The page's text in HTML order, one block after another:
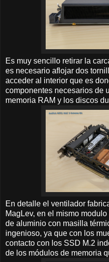
Es muy sencillo retirar la
es necesario aflojar dos
acceder al interior que es
componentes necesarios de
memoria RAM y los discos
En detalle el ventilador
MagLev, en el mismo
de aluminio con masilla
ingenioso, ya que con los
contacto con los SSD M.2
de los módulos de memoria